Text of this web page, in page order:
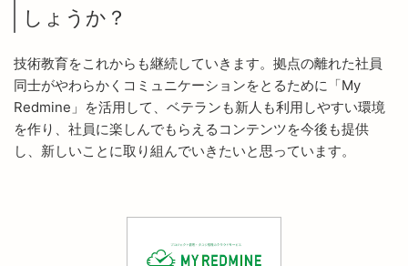
しょうか？
技術教育をこれからも継続していきます。拠点の離れた社員
同士がやわらかくコミュニケーションをとるために「My
Redmine」を活用して、ベテランも新人も利用しやすい環境
を作り、社員に楽しんでもらえるコンテンツを今後も提供
し、新しいことに取り組んでいきたいと思っています。